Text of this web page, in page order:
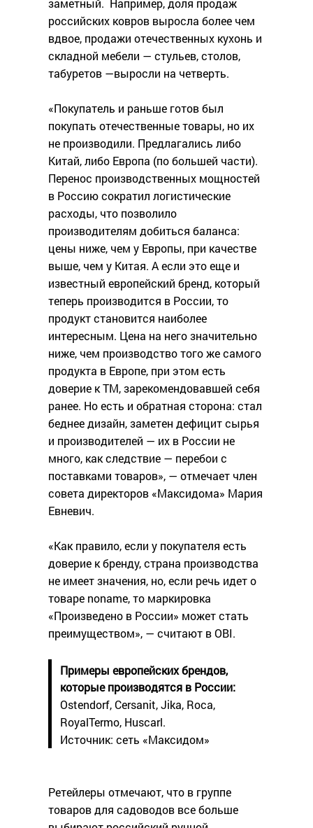
заметный. Например, доля продаж
российских ковров выросла более чем
вдвое, продажи отечественных кухонь и
складной мебели — стульев, столов,
табуретов —выросли на четверть.
«Покупатель и раньше готов был
покупать отечественные товары, но их
не производили. Предлагались либо
Китай, либо Европа (по большей части).
Перенос производственных мощностей
в Россию сократил логистические
расходы, что позволило
производителям добиться баланса:
цены ниже, чем у Европы, при качестве
выше, чем у Китая. А если это еще и
известный европейский бренд, который
теперь производится в России, то
продукт становится наиболее
интересным. Цена на него значительно
ниже, чем производство того же самого
продукта в Европе, при этом есть
доверие к ТМ, зарекомендовавшей себя
ранее. Но есть и обратная сторона: стал
беднее дизайн, заметен дефицит сырья
и производителей — их в России не
много, как следствие — перебои с
поставками товаров», — отмечает член
совета директоров «Максидома» Мария
Евневич.
«Как правило, если у покупателя есть
доверие к бренду, страна производства
не имеет значения, но, если речь идет о
товаре nonamе, то маркировка
«Произведено в России» может стать
преимуществом», — считают в OBI.
Примеры европейских брендов,
которые производятся в России:
Ostendorf, Cersanit, Jika, Roca,
RoyalTermo, Huscarl.
Источник: сеть «Максидом»
Ретейлеры отмечают, что в группе
товаров для садоводов все больше